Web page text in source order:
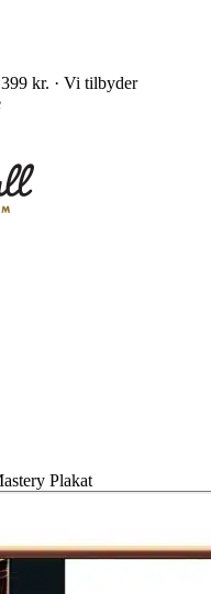
kr. · Vi tilbyder
Plakat